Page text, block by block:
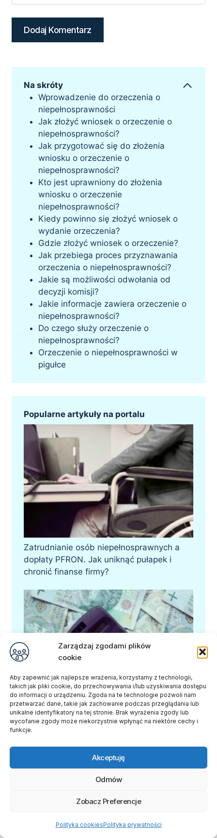
Zarządzaj zgodami plików
cookie
Aby zapewnić jak najlepsze wrażenia, korzystamy z technologii,
takich jak pliki cookie, do przechowywania i/lub uzyskiwania dostępu
do informacji o urządzeniu. Zgoda na te technologie pozwoli nam
przetwarzać dane, takie jak zachowanie podczas przeglądania lub
unikalne identyfikatory na tej stronie. Brak wyrażenia zgody lub
wycofanie zgody może niekorzystnie wpłynąć na niektóre cechy i
funkcje.
Akceptuję
Odmów
Zobacz Preferencje
Polityka cookiesPolityka prywatności
Na skróty
Wprowadzenie do orzeczenia o
niepełnosprawności
Jak złożyć wniosek o orzeczenie o
niepełnosprawności?
Jak przygotować się do złożenia
wniosku o orzeczenie o
niepełnosprawności?
Kto jest uprawniony do złożenia
wniosku o orzeczenie
niepełnosprawności?
Kiedy powinno się złożyć wniosek o
wydanie orzeczenia?
Gdzie złożyć wniosek o orzeczenie?
Jak przebiega proces przyznawania
orzeczenia o niepełnosprawności?
Jakie są możliwości odwołania od
decyzji komisji?
Jakie informacje zawiera orzeczenie o
niepełnosprawności?
Do czego służy orzeczenie o
niepełnosprawności?
Orzeczenie o niepełnosprawności w
pigułce
Popularne artykuły na portalu
Zatrudnianie osób niepełnosprawnych a
dopłaty PFRON. Jak uniknąć pułapek i
chronić finanse firmy?
Sprawdzamy, ile realnie zarabia osoba z
orzeczeniem w 2025 roku